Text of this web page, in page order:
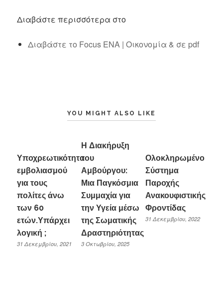
Διαβάστε περισσότερα στο
Διαβάστε το Focus ENA | Οικονομία & σε pdf
YOU MIGHT ALSO LIKE
Υποχρεωτικότητα
εμβολιασμού
για τους
πολίτες άνω
των 60
ετών.Υπάρχει
λογική ;
31 Δεκεμβρίου, 2021
Η Διακήρυξη
του
Αμβούργου:
Μια Παγκόσμια
Συμμαχία για
την Υγεία μέσω
της Σωματικής
Δραστηριότητας
3 Οκτωβρίου, 2025
Ολοκληρωμένο
Σύστημα
Παροχής
Ανακουφιστικής
Φροντίδας
31 Δεκεμβρίου, 2022